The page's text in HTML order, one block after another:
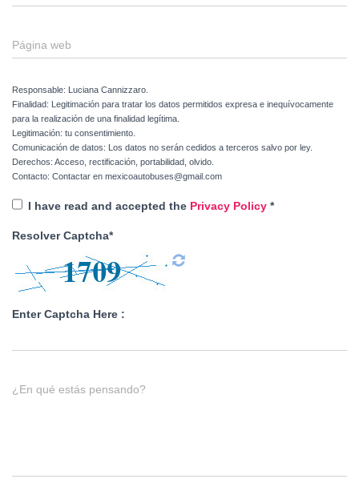
Página web
Responsable: Luciana Cannizzaro.
Finalidad: Legitimación para tratar los datos permitidos expresa e inequívocamente
para la realización de una finalidad legítima.
Legitimación: tu consentimiento.
Comunicación de datos: Los datos no serán cedidos a terceros salvo por ley.
Derechos: Acceso, rectificación, portabilidad, olvido.
Contacto: Contactar en mexicoautobuses@gmail.com
I have read and accepted the Privacy Policy *
Resolver Captcha*
Enter Captcha Here :
¿En qué estás pensando?